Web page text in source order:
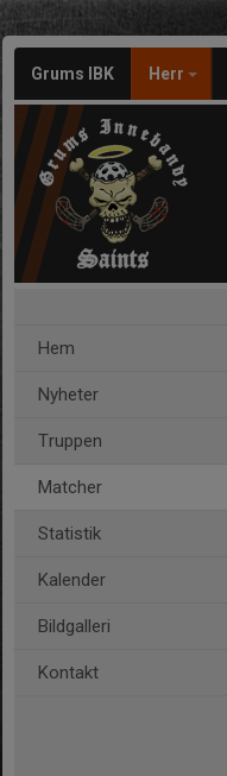
Grums IBK Herr
Hem
Nyheter
Truppen
Matcher
Statistik
Kalender
Bildgalleri
Kontakt